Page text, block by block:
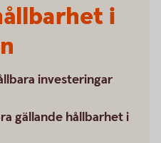
i
investeringar
gällande hållbarhet i